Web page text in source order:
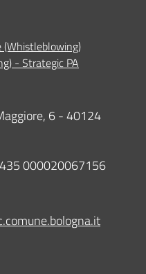
- Strategic PA
6 - 40124
000020067156